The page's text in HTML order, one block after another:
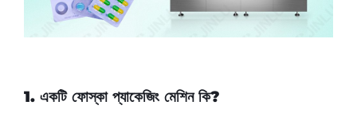
1. একটি ফোস্কা প্যাকেজিং মেশিন কি?